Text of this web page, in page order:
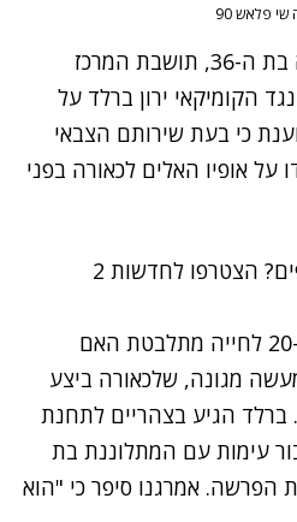
פלאש 90
אישה בת ה-36, תושבת המרכז
הקומיקאי ירון ברלד על
כי בעת שירותם הצבאי
על אופיו האלים לכאורה בפני
רוצים לקבל עדכונים נוספים? הצטרפו לחדשות 2
במקביל, צעירה בשנות ה-20 לחייה מתלבטת האם
מגונה, שלכאורה ביצע
הגיע בצהריים לתחנת
עימות עם המתלוננת בת
הפרשה. אמרגנו סיפר כי "הוא